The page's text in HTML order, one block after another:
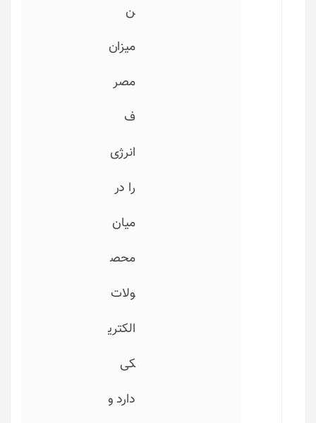
ن
میزان
مصر
ف
انرژی
را در
میان
محص
ولات
الکتری
کی
دارد و